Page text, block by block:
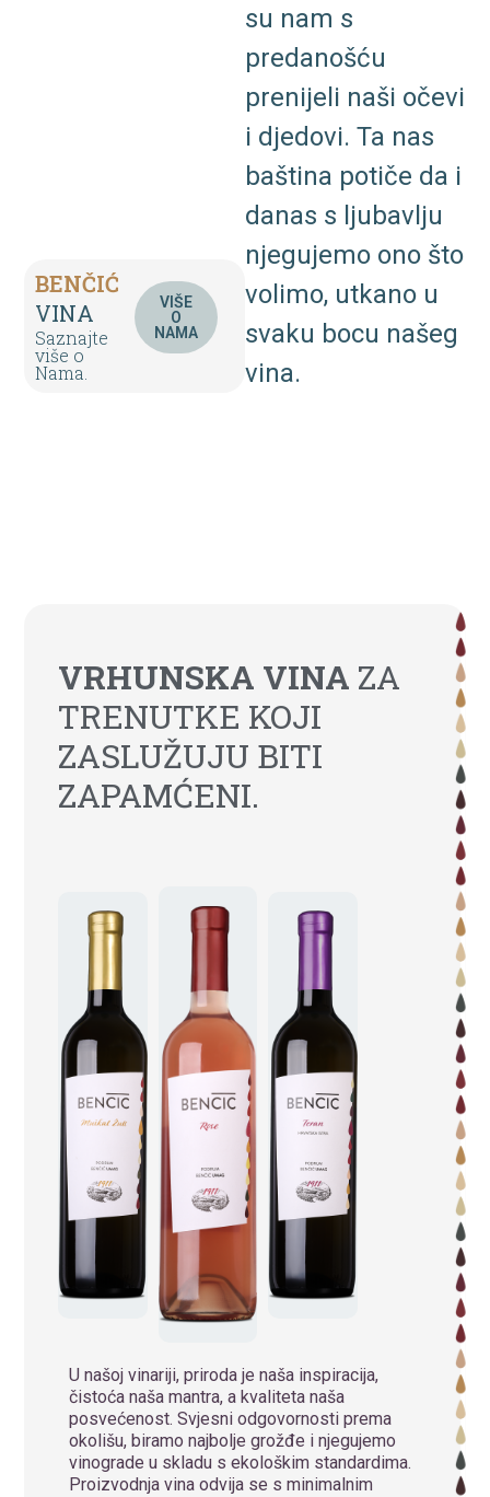
BENČIĆ
VINA
Saznajte
više o
Nama.
VIŠE
O
NAMA
su nam s
predanošću
prenijeli naši očevi
i djedovi. Ta nas
baština potiče da i
danas s ljubavlju
njegujemo ono što
volimo, utkano u
svaku bocu našeg
vina.
VRHUNSKA VINA ZA
TRENUTKE KOJI
ZASLUŽUJU BITI
ZAPAMĆENI.
U našoj vinariji, priroda je naša inspiracija,
čistoća naša mantra, a kvaliteta naša
posvećenost. Svjesni odgovornosti prema
okolišu, biramo najbolje grožđe i njegujemo
vinograde u skladu s ekološkim standardima.
Proizvodnja vina odvija se s minimalnim